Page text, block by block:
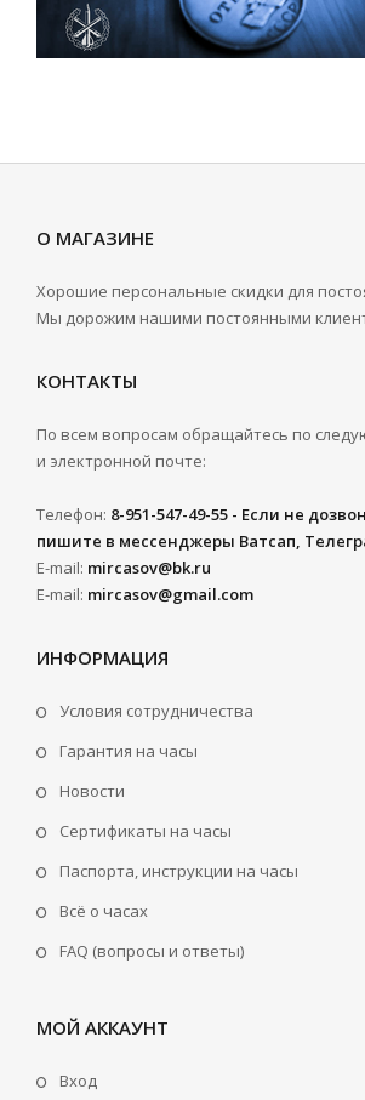
О МАГАЗИНЕ
Хорошие персональные скидки для
Мы дорожим нашими постоянными
КОНТАКТЫ
По всем вопросам обращайтесь по
и электронной почте:
Телефон: 8-951-547-49-55 - Если не
пишите в мессенджеры Ватсап,
E-mail: mircasov@bk.ru
E-mail: mircasov@gmail.com
ИНФОРМАЦИЯ
Условия сотрудничества
Гарантия на часы
Новости
Сертификаты на часы
Паспорта, инструкции на часы
Всё о часах
FAQ (вопросы и ответы)
МОЙ АККАУНТ
Вход